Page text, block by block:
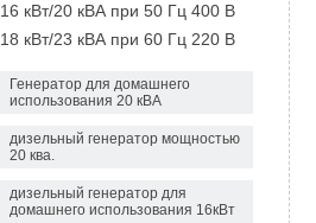
16 кВт/20 кВА при 50 Гц 400 В
18 кВт/23 кВА при 60 Гц 220 В
Генератор для домашнего
использования 20 кВА
дизельный генератор мощностью
20 ква.
дизельный генератор для
домашнего использования 16кВт